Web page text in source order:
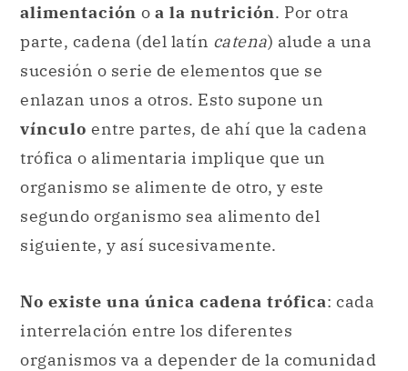
alimentación o a la nutrición. Por otra
parte, cadena (del latín catena) alude a una
sucesión o serie de elementos que se
enlazan unos a otros. Esto supone un
vínculo entre partes, de ahí que la cadena
trófica o alimentaria implique que un
organismo se alimente de otro, y este
segundo organismo sea alimento del
siguiente, y así sucesivamente.
No existe una única cadena trófica: cada
interrelación entre los diferentes
organismos va a depender de la comunidad